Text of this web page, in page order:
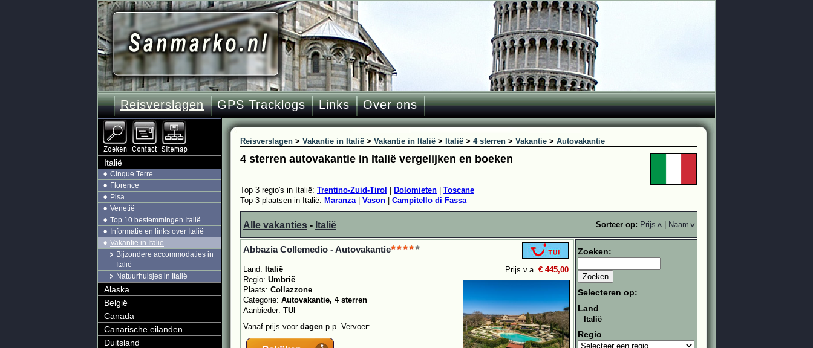
Reisverslagen GPS Tracklogs Links Over ons
Reisverslagen > Vakantie in Italië > Vakantie in Italië > Italië > 4 sterren > Vakantie > Autovakantie
4 sterren autovakantie in Italië vergelijken en boeken
Top 3 regio's in Italië: Trentino-Zuid-Tirol Dolomieten
Toscane
Top 3 plaatsen in Italië: Maranza| Vason Campitello di Fassa
Alle vakanties - Italië Sorteer op: Prijs Naam
Abbazia Collemedio - Autovakantie
Prijs v.a. € 445,00
Land: Italië
Regio: Umbrië
Plaats: Collazzone
Categorie: Autovakantie, 4 sterren
Aanbieder: TUI
Vanaf prijs voor dagen p.p. Vervoer:
Zoeken:
Selecteren op:
Land
Italië
Regio
Italië
Cinque Terre
Florence
Pisa
Venetië
Top 10 bestemmingen Italië
Informatie en links over Italië
Vakantie in Italië
Bijzondere accommodaties in
Italië
Natuurhuisjes in Italië
Alaska
België
Canada
Canarische eilanden
Duitsland